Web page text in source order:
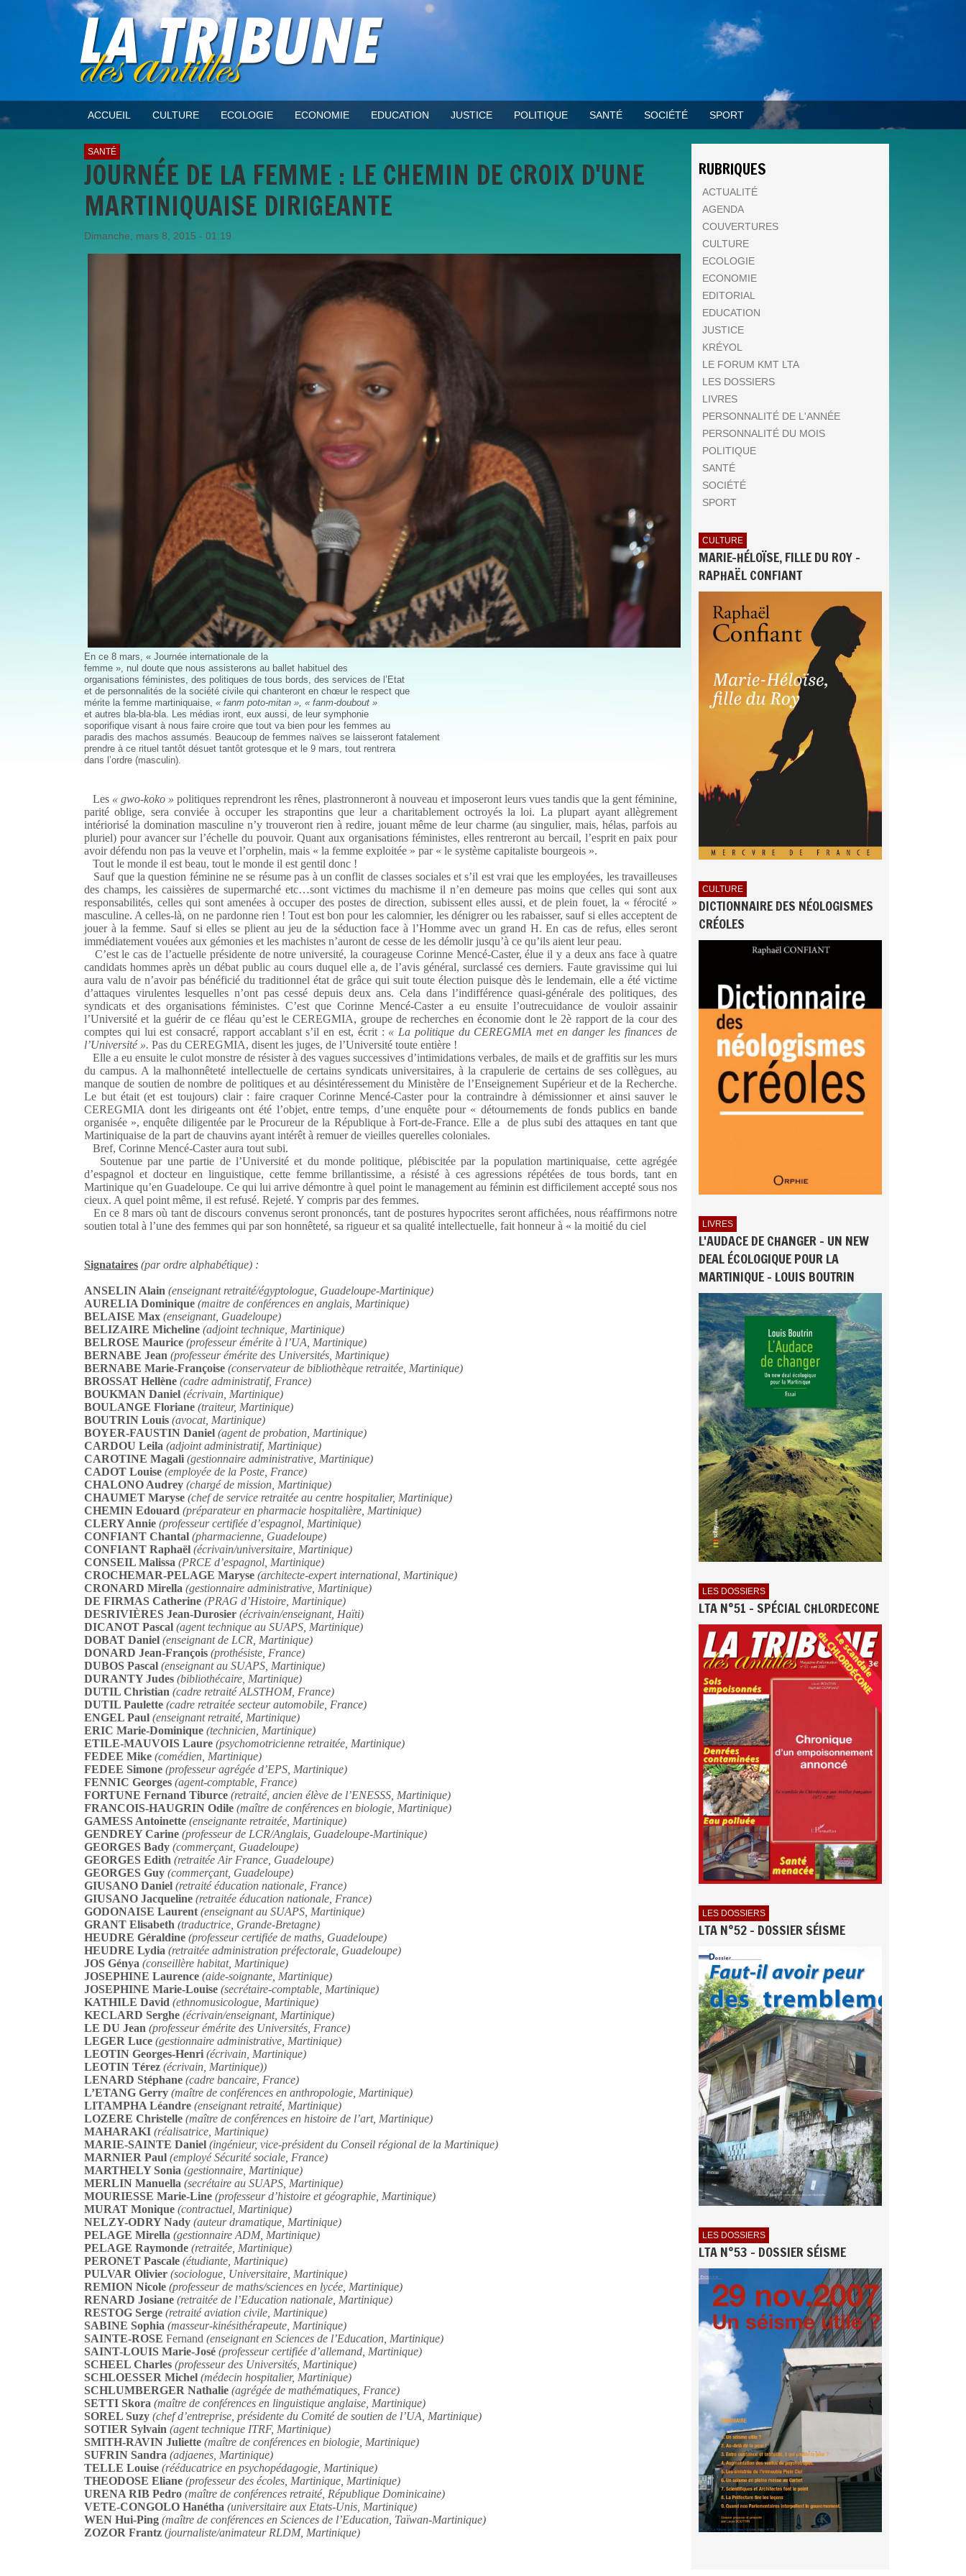
ACCUEIL CULTURE ECOLOGIE ECONOMIE EDUCATION JUSTICE POLITIQUE SANTÉ SOCIÉTÉ SPORT
SANTÉ
JOURNÉE DE LA FEMME : LE CHEMIN DE CROIX D'UNE
MARTINIQUAISE DIRIGEANTE
Dimanche, mars 8, 2015 - 01:19
En ce 8 mars, « Journée internationale de la
femme », nul doute que nous assisterons au ballet habituel des
organisations féministes, des politiques de tous bords, des services de l’Etat
et de personnalités de la société civile qui chanteront en chœur le respect que
mérite la femme martiniquaise, « fanm poto-mitan », « fanm-doubout »
et autres bla-bla-bla. Les médias iront, eux aussi, de leur symphonie
soporifique visant à nous faire croire que tout va bien pour les femmes au
paradis des machos assumés. Beaucoup de femmes naïves se laisseront fatalement
prendre à ce rituel tantôt désuet tantôt grotesque et le 9 mars, tout rentrera
dans l’ordre (masculin).
Les « gwo-koko » politiques reprendront les rênes, plastronneront à nouveau et imposeront leurs vues tandis que la gent féminine,
parité oblige, sera conviée à occuper les strapontins que leur a charitablement octroyés la loi. La plupart ayant allègrement
intériorisé la domination masculine n’y trouveront rien à redire, jouant même de leur charme (au singulier, mais, hélas, parfois au
pluriel) pour avancer sur l’échelle du pouvoir. Quant aux organisations féministes, elles rentreront au bercail, l’esprit en paix pour
avoir défendu non pas la veuve et l’orphelin, mais « la femme exploitée » par « le système capitaliste bourgeois ».
Tout le monde il est beau, tout le monde il est gentil donc !
Sauf que la question féminine ne se résume pas à un conflit de classes sociales et s’il est vrai que les employées, les travailleuses
des champs, les caissières de supermarché etc…sont victimes du machisme il n’en demeure pas moins que celles qui sont aux
responsabilités, celles qui sont amenées à occuper des postes de direction, subissent elles aussi, et de plein fouet, la « férocité »
masculine. A celles-là, on ne pardonne rien ! Tout est bon pour les calomnier, les dénigrer ou les rabaisser, sauf si elles acceptent de
jouer à la femme. Sauf si elles se plient au jeu de la séduction face à l’Homme avec un grand H. En cas de refus, elles seront
immédiatement vouées aux gémonies et les machistes n’auront de cesse de les démolir jusqu’à ce qu’ils aient leur peau.
C’est le cas de l’actuelle présidente de notre université, la courageuse Corinne Mencé-Caster, élue il y a deux ans face à quatre
candidats hommes après un débat public au cours duquel elle a, de l’avis général, surclassé ces derniers. Faute gravissime qui lui
aura valu de n’avoir pas bénéficié du traditionnel état de grâce qui suit toute élection puisque dès le lendemain, elle a été victime
d’attaques virulentes lesquelles n’ont pas cessé depuis deux ans. Cela dans l’indifférence quasi-générale des politiques, des
syndicats et des organisations féministes. C’est que Corinne Mencé-Caster a eu ensuite l’outrecuidance de vouloir assainir
l’Université et la guérir de ce fléau qu’est le CEREGMIA, groupe de recherches en économie dont le 2è rapport de la cour des
comptes qui lui est consacré, rapport accablant s’il en est, écrit : « La politique du CEREGMIA met en danger les finances de
l’Université ». Pas du CEREGMIA, disent les juges, de l’Université toute entière !
Elle a eu ensuite le culot monstre de résister à des vagues successives d’intimidations verbales, de mails et de graffitis sur les murs
du campus. A la malhonnêteté intellectuelle de certains syndicats universitaires, à la crapulerie de certains de ses collègues, au
manque de soutien de nombre de politiques et au désintéressement du Ministère de l’Enseignement Supérieur et de la Recherche.
Le but était (et est toujours) clair : faire craquer Corinne Mencé-Caster pour la contraindre à démissionner et ainsi sauver le
CEREGMIA dont les dirigeants ont été l’objet, entre temps, d’une enquête pour « détournements de fonds publics en bande
organisée », enquête diligentée par le Procureur de la République à Fort-de-France. Elle a de plus subi des attaques en tant que
Martiniquaise de la part de chauvins ayant intérêt à remuer de vieilles querelles coloniales.
Bref, Corinne Mencé-Caster aura tout subi.
Soutenue par une partie de l’Université et du monde politique, plébiscitée par la population martiniquaise, cette agrégée
d’espagnol et docteur en linguistique, cette femme brillantissime, a résisté à ces agressions répétées de tous bords, tant en
Martinique qu’en Guadeloupe. Ce qui lui arrive démontre à quel point le management au féminin est difficilement accepté sous nos
cieux. A quel point même, il est refusé. Rejeté. Y compris par des femmes.
En ce 8 mars où tant de discours convenus seront prononcés, tant de postures hypocrites seront affichées, nous réaffirmons notre
soutien total à l’une des femmes qui par son honnêteté, sa rigueur et sa qualité intellectuelle, fait honneur à « la moitié du ciel
Signataires (par ordre alphabétique) :
ANSELIN Alain (enseignant retraité/égyptologue, Guadeloupe-Martinique)
AURELIA Dominique (maitre de conférences en anglais, Martinique)
BELAISE Max (enseignant, Guadeloupe)
BELIZAIRE Micheline (adjoint technique, Martinique)
BELROSE Maurice (professeur émérite à l’UA, Martinique)
BERNABE Jean (professeur émérite des Universités, Martinique)
BERNABE Marie-Françoise (conservateur de bibliothèque retraitée, Martinique)
BROSSAT Hellène (cadre administratif, France)
BOUKMAN Daniel (écrivain, Martinique)
BOULANGE Floriane (traiteur, Martinique)
BOUTRIN Louis (avocat, Martinique)
BOYER-FAUSTIN Daniel (agent de probation, Martinique)
CARDOU Leila (adjoint administratif, Martinique)
CAROTINE Magali (gestionnaire administrative, Martinique)
CADOT Louise (employée de la Poste, France)
CHALONO Audrey (chargé de mission, Martinique)
CHAUMET Maryse (chef de service retraitée au centre hospitalier, Martinique)
CHEMIN Edouard (préparateur en pharmacie hospitalière, Martinique)
CLERY Annie (professeur certifiée d’espagnol, Martinique)
CONFIANT Chantal (pharmacienne, Guadeloupe)
CONFIANT Raphaël (écrivain/universitaire, Martinique)
CONSEIL Malissa (PRCE d’espagnol, Martinique)
CROCHEMAR-PELAGE Maryse (architecte-expert international, Martinique)
CRONARD Mirella (gestionnaire administrative, Martinique)
DE FIRMAS Catherine (PRAG d’Histoire, Martinique)
DESRIVIÈRES Jean-Durosier (écrivain/enseignant, Haïti)
DICANOT Pascal (agent technique au SUAPS, Martinique)
DOBAT Daniel (enseignant de LCR, Martinique)
DONARD Jean-François (prothésiste, France)
DUBOS Pascal (enseignant au SUAPS, Martinique)
DURANTY Judes (bibliothécaire, Martinique)
DUTIL Christian (cadre retraité ALSTHOM, France)
DUTIL Paulette (cadre retraitée secteur automobile, France)
ENGEL Paul (enseignant retraité, Martinique)
ERIC Marie-Dominique (technicien, Martinique)
ETILE-MAUVOIS Laure (psychomotricienne retraitée, Martinique)
FEDEE Mike (comédien, Martinique)
FEDEE Simone (professeur agrégée d’EPS, Martinique)
FENNIC Georges (agent-comptable, France)
FORTUNE Fernand Tiburce (retraité, ancien élève de l’ENESSS, Martinique)
FRANCOIS-HAUGRIN Odile (maître de conférences en biologie, Martinique)
GAMESS Antoinette (enseignante retraitée, Martinique)
GENDREY Carine (professeur de LCR/Anglais, Guadeloupe-Martinique)
GEORGES Bady (commerçant, Guadeloupe)
GEORGES Edith (retraitée Air France, Guadeloupe)
GEORGES Guy (commerçant, Guadeloupe)
GIUSANO Daniel (retraité éducation nationale, France)
GIUSANO Jacqueline (retraitée éducation nationale, France)
GODONAISE Laurent (enseignant au SUAPS, Martinique)
GRANT Elisabeth (traductrice, Grande-Bretagne)
HEUDRE Géraldine (professeur certifiée de maths, Guadeloupe)
HEUDRE Lydia (retraitée administration préfectorale, Guadeloupe)
JOS Génya (conseillère habitat, Martinique)
JOSEPHINE Laurence (aide-soignante, Martinique)
JOSEPHINE Marie-Louise (secrétaire-comptable, Martinique)
KATHILE David (ethnomusicologue, Martinique)
KECLARD Serghe (écrivain/enseignant, Martinique)
LE DU Jean (professeur émérite des Universités, France)
LEGER Luce (gestionnaire administrative, Martinique)
LEOTIN Georges-Henri (écrivain, Martinique)
LEOTIN Térez (écrivain, Martinique))
LENARD Stéphane (cadre bancaire, France)
L’ETANG Gerry (maître de conférences en anthropologie, Martinique)
LITAMPHA Léandre (enseignant retraité, Martinique)
LOZERE Christelle (maître de conférences en histoire de l’art, Martinique)
MAHARAKI (réalisatrice, Martinique)
MARIE-SAINTE Daniel (ingénieur, vice-président du Conseil régional de la Martinique)
MARNIER Paul (employé Sécurité sociale, France)
MARTHELY Sonia (gestionnaire, Martinique)
MERLIN Manuella (secrétaire au SUAPS, Martinique)
MOURIESSE Marie-Line (professeur d’histoire et géographie, Martinique)
MURAT Monique (contractuel, Martinique)
NELZY-ODRY Nady (auteur dramatique, Martinique)
PELAGE Mirella (gestionnaire ADM, Martinique)
PELAGE Raymonde (retraitée, Martinique)
PERONET Pascale (étudiante, Martinique)
PULVAR Olivier (sociologue, Universitaire, Martinique)
REMION Nicole (professeur de maths/sciences en lycée, Martinique)
RENARD Josiane (retraitée de l’Education nationale, Martinique)
RESTOG Serge (retraité aviation civile, Martinique)
SABINE Sophia (masseur-kinésithérapeute, Martinique)
SAINTE-ROSE Fernand (enseignant en Sciences de l’Education, Martinique)
SAINT-LOUIS Marie-José (professeur certifiée d’allemand, Martinique)
SCHEEL Charles (professeur des Universités, Martinique)
SCHLOESSER Michel (médecin hospitalier, Martinique)
SCHLUMBERGER Nathalie (agrégée de mathématiques, France)
SETTI Skora (maître de conférences en linguistique anglaise, Martinique)
SOREL Suzy (chef d’entreprise, présidente du Comité de soutien de l’UA, Martinique)
SOTIER Sylvain (agent technique ITRF, Martinique)
SMITH-RAVIN Juliette (maître de conférences en biologie, Martinique)
SUFRIN Sandra (adjaenes, Martinique)
TELLE Louise (rééducatrice en psychopédagogie, Martinique)
THEODOSE Eliane (professeur des écoles, Martinique, Martinique)
URENA RIB Pedro (maître de conférences retraité, République Dominicaine)
VETE-CONGOLO Hanétha (universitaire aux Etats-Unis, Martinique)
WEN Hui-Ping (maître de conférences en Sciences de l’Education, Taïwan-Martinique)
ZOZOR Frantz (journaliste/animateur RLDM, Martinique)
RUBRIQUES
ACTUALITÉ
AGENDA
COUVERTURES
CULTURE
ECOLOGIE
ECONOMIE
EDITORIAL
EDUCATION
JUSTICE
KRÉYOL
LE FORUM KMT LTA
LES DOSSIERS
LIVRES
PERSONNALITÉ DE L'ANNÉE
PERSONNALITÉ DU MOIS
POLITIQUE
SANTÉ
SOCIÉTÉ
SPORT
CULTURE
MARIE-HÉLOÏSE, FILLE DU ROY -
RAPHAËL CONFIANT
CULTURE
DICTIONNAIRE DES NÉOLOGISMES
CRÉOLES
LIVRES
L'AUDACE DE CHANGER - UN NEW
DEAL ÉCOLOGIQUE POUR LA
MARTINIQUE - LOUIS BOUTRIN
LES DOSSIERS
LTA N°51 - SPÉCIAL CHLORDECONE
LES DOSSIERS
LTA N°52 - DOSSIER SÉISME
LES DOSSIERS
LTA N°53 - DOSSIER SÉISME